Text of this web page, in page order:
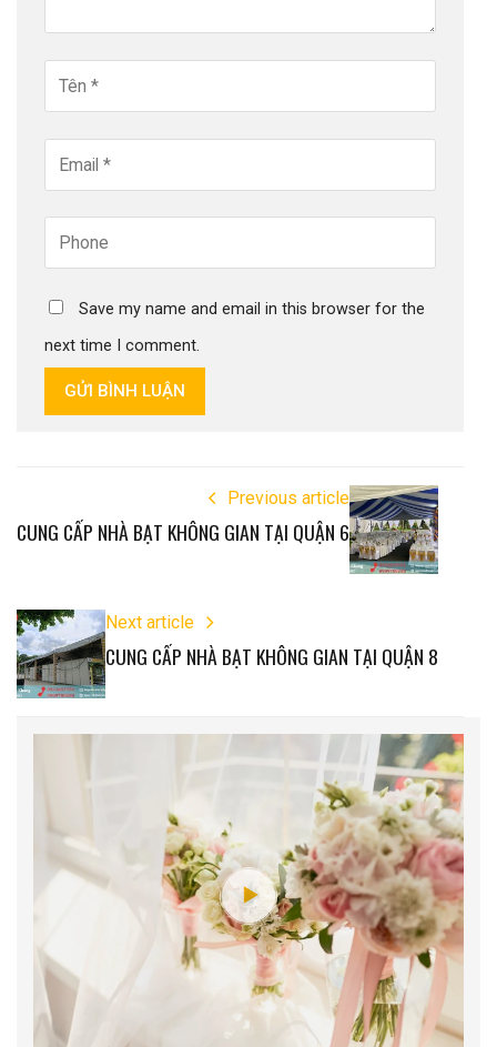
Save my name and email in this browser for the
next time I comment.
GỬI BÌNH LUẬN
Previous article
CUNG CẤP NHÀ BẠT KHÔNG GIAN TẠI QUẬN 6
Next article
CUNG CẤP NHÀ BẠT KHÔNG GIAN TẠI QUẬN 8